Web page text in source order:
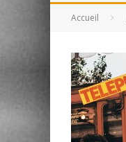
Accueil